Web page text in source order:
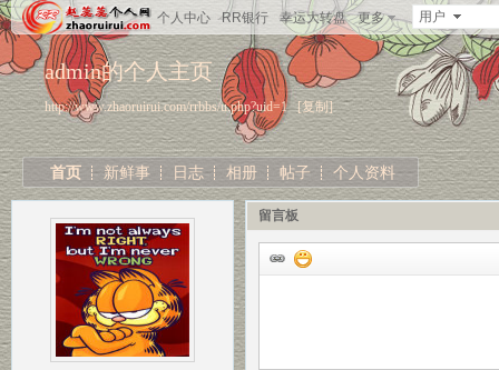
个人中心 RR银行 幸运大转盘 更多 用户
admin的个人主页
http://www.zhaoruirui.com/rrbbs/u.php?uid=1 [复制]
首页 新鲜事 日志 相册 帖子 个人资料
留言板